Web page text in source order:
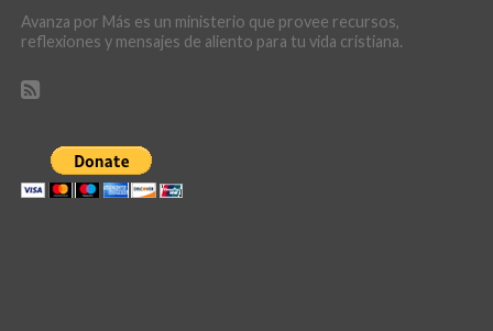
Avanza por Más es un ministerio que provee recursos,
reflexiones y mensajes de aliento para tu vida cristiana.